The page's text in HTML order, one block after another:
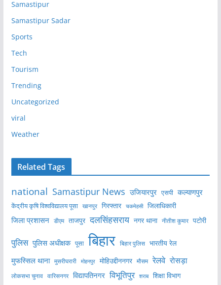
Samastipur
Samastipur Sadar
Sports
Tech
Tourism
Trending
Uncategorized
viral
Weather
Related Tags
national Samastipur News उजियारपुर एसपी कल्याणपुर
केंद्रीय कृषि विश्वविद्यालय पूसा खानपुर गिरफ्तार चकमेहसी जिलाधिकारी
जिला प्रशासन डीएम ताजपुर दलसिंहसराय नगर थाना नीतीश कुमार पटोरी
पुलिस पुलिस अधीक्षक पूसा बिहार बिहार पुलिस भारतीय रेल
मुफस्सिल थाना मुसरीघरारी मोहनपुर मोहिउद्दीननगर मौसम रेलवे रोसड़ा
लोकसभा चुनाव वारिसनगर विद्यापतिनगर विभूतिपुर शराब शिक्षा विभाग